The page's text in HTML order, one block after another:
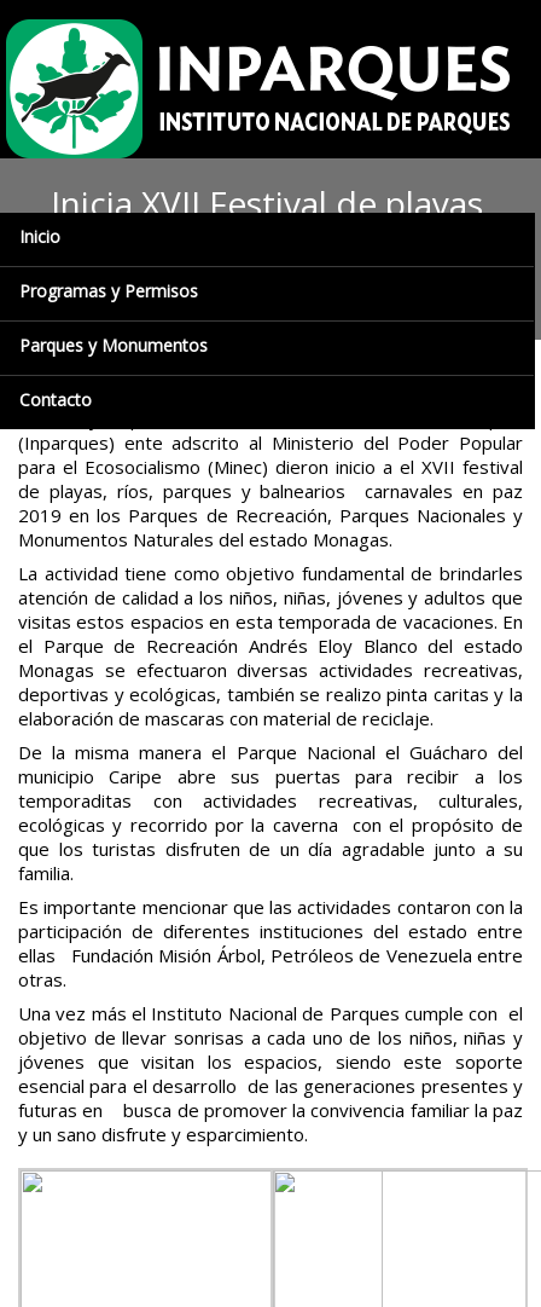
Inicio
Programas y Permisos
Parques y Monumentos
Contacto
Inicia XVII Festival de playas,
ríos, parques y balnearios en
Este jueves 28 de febrero del año en curso el equipo
(Inparques) ente adscrito al Ministerio del Poder Popular
para el Ecosocialismo (Minec) dieron inicio a el XVII festival
de playas, ríos, parques y balnearios carnavales en paz
2019 en los Parques de Recreación, Parques Nacionales y
Monumentos Naturales del estado Monagas.
La actividad tiene como objetivo fundamental de brindarles
atención de calidad a los niños, niñas, jóvenes y adultos que
visitas estos espacios en esta temporada de vacaciones. En
el Parque de Recreación Andrés Eloy Blanco del estado
Monagas se efectuaron diversas actividades recreativas,
deportivas y ecológicas, también se realizo pinta caritas y la
elaboración de mascaras con material de reciclaje.
De la misma manera el Parque Nacional el Guácharo del
municipio Caripe abre sus puertas para recibir a los
temporaditas con actividades recreativas, culturales,
ecológicas y recorrido por la caverna con el propósito de
que los turistas disfruten de un día agradable junto a su
familia.
Es importante mencionar que las actividades contaron con la
participación de diferentes instituciones del estado entre
ellas Fundación Misión Árbol, Petróleos de Venezuela entre
otras.
Una vez más el Instituto Nacional de Parques cumple con el
objetivo de llevar sonrisas a cada uno de los niños, niñas y
jóvenes que visitan los espacios, siendo este soporte
esencial para el desarrollo de las generaciones presentes y
futuras en busca de promover la convivencia familiar la paz
y un sano disfrute y esparcimiento.